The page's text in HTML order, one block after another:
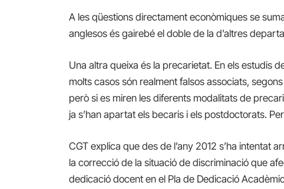
A les qüestions directament econòmiques se
anglesos és gairebé el doble de la d’altres
Una altra queixa és la precarietat. En els estudis
molts casos són realment falsos associats,
però si es miren les diferents modalitats de
ja s’han apartat els becaris i els postdoctorats.
CGT explica que des de l’any 2012 s’ha intentat
la correcció de la situació de discriminació que
dedicació docent en el Pla de Dedicació